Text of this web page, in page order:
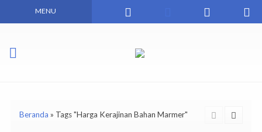
MENU
Beranda » Tags "Harga Kerajinan Bahan Marmer"